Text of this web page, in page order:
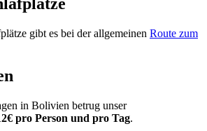
gibt es bei der allgemeinen Route zum
in Bolivien betrug unser
pro Person und pro Tag.